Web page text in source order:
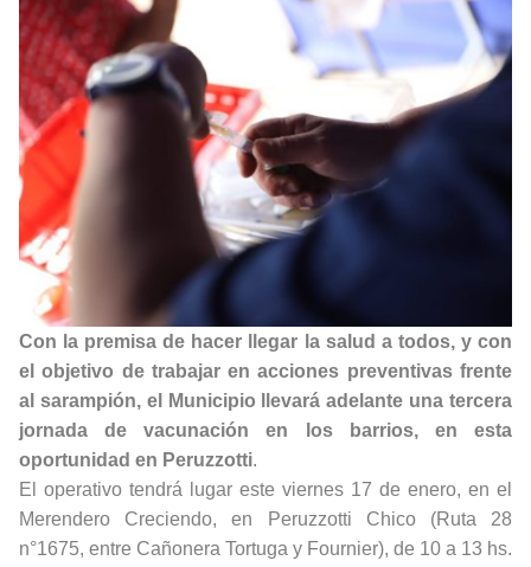
Con la premisa de hacer llegar la salud a todos, y con
el objetivo de trabajar en acciones preventivas frente
al sarampión, el Municipio llevará adelante una tercera
jornada de vacunación en los barrios, en esta
oportunidad en Peruzzotti.
El operativo tendrá lugar este viernes 17 de enero, en el
Merendero Creciendo, en Peruzzotti Chico (Ruta 28
n°1675, entre Cañonera Tortuga y Fournier), de 10 a 13 hs.